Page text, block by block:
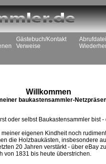
Gästebuch/Kontakt
Verweise
Willkommen
baukastensammler-
oder selbst Baukastensammler bist
eigenen Kindheit noch
die Holzbaukästen, insbesondere
20 Jahren verstärkt - über eBay
von 1831 bis heute überstrichen.